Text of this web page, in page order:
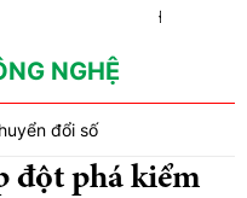
Đến năm 2045, Việt
Lâm Đồng: Không
NGHỆ
đổi số
đột phá kiểm